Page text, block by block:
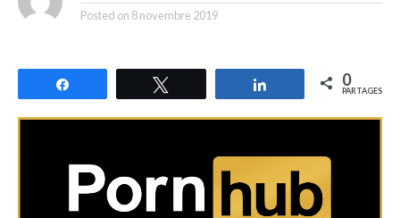
Posted on 8 novembre 2019
Partagez 0
PARTAGES